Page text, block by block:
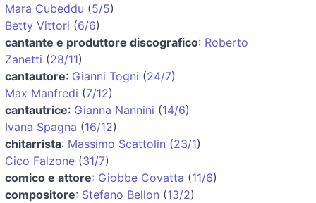
Mara Cubeddu (5/5)
Betty Vittori (6/6)
cantante e produttore discografico: Roberto
Zanetti (28/11)
cantautore: Gianni Togni (24/7)
Max Manfredi (7/12)
cantautrice: Gianna Nannini (14/6)
Ivana Spagna (16/12)
chitarrista: Massimo Scattolin (23/1)
Cico Falzone (31/7)
comico e attore: Giobbe Covatta (11/6)
compositore: Stefano Bellon (13/2)